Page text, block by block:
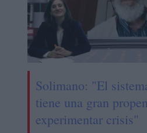
Solimano: "El
tiene una gran
experimentar crisis"